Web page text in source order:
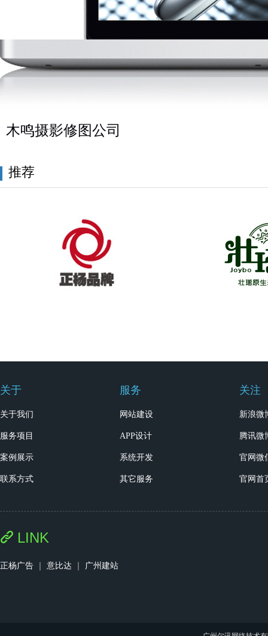
木鸣摄影修图公司
推荐
关于
关于我们
服务项目
案例展示
联系方式
服务
网站建设
APP设计
系统开发
其它服务
关注
新浪微
腾讯微
官网微
官网首
LINK
正杨广告 意比达 广州建站